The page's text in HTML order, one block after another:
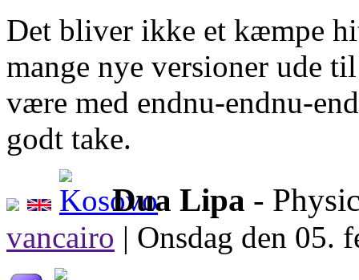
Det bliver ikke et kæmpe
mange nye versioner ude
være med endnu-endnu-
godt take.
Dua Lipa -
vancairo | Onsdag den 05.